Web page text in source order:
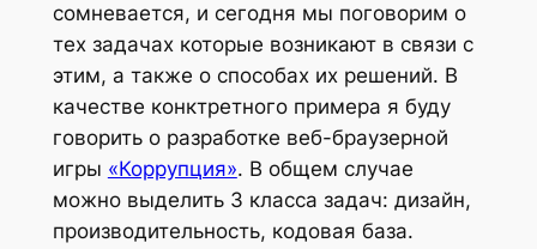
сомневается, и сегодня мы поговорим о
тех задачах которые возникают в связи с
этим, а также о способах их решений. В
качестве конктретного примера я буду
говорить о разработке веб-браузерной
игры «Коррупция». В общем случае
можно выделить 3 класса задач: дизайн,
производительность, кодовая база.